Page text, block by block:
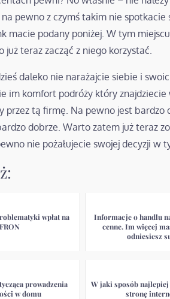
na pewno z czymś takim nie
macie podany poniżej. W tym
teraz zacząć z niego korzystać.
daleko nie narażajcie siebie i
im komfort podróży który znajdziecie
przez tą firmę. Na pewno jest
dobrze. Warto zatem już teraz
nie pożałujecie swojej decyzji w
wpłat na
Informacje o handlu
cenne. Im więcej
odniesiesz
prowadzenia
w domu
W jaki sposób
stronę